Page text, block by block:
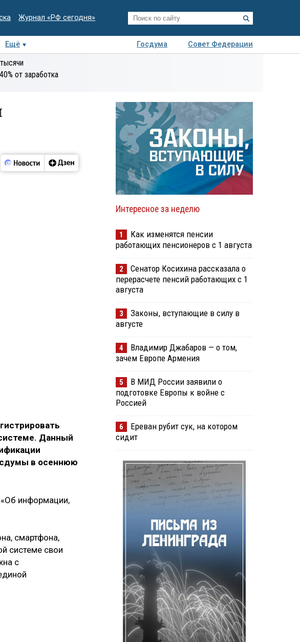
Журнал «РФ сегодня»
Ещё Госдума
Совет Федерации
экспертиза
от заработка
Данный
в осеннюю
информации,
смартфона,
системе свои
с
Интересное за неделю
1
Как изменятся пенсии
работающих пенсионеров с 1 августа
2
Сенатор Косихина рассказала о
перерасчете пенсий работающих с 1
августа
3
Законы, вступающие в силу в
августе
4
Владимир Джабаров — о том,
зачем Европе Армения
5
В МИД России заявили о
подготовке Европы к войне с
Россией
6
Ереван рубит сук, на котором
сидит